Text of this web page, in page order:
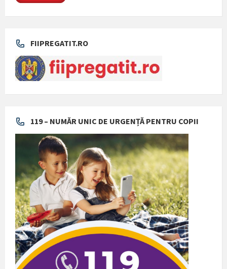
FIIPREGATIT.RO
119 – NUMĂR UNIC DE URGENȚĂ PENTRU COPII